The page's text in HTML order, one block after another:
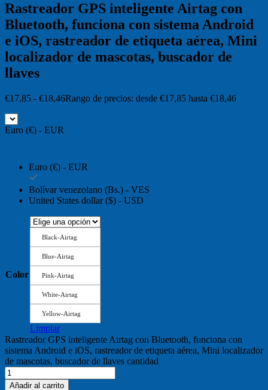
Rastreador GPS inteligente Airtag con
Bluetooth, funciona con sistema Android
e iOS, rastreador de etiqueta aérea, Mini
localizador de mascotas, buscador de
llaves
€17,85 - €18,46Rango de precios: desde €17,85 hasta €18,46
Euro (€) - EUR
Euro (€) - EUR
Bolívar venezolano (Bs.) - VES
United States dollar ($) - USD
Color
Black-Airtag
Blue-Airtag
Pink-Airtag
White-Airtag
Yellow-Airtag
Limpiar
Rastreador GPS inteligente Airtag con Bluetooth, funciona con
sistema Android e iOS, rastreador de etiqueta aérea, Mini localizador
de mascotas, buscador de llaves cantidad
Añadir al carrito